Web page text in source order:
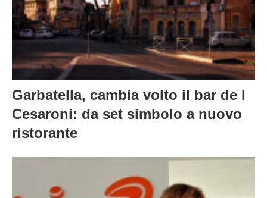
Garbatella, cambia volto il bar de I
Cesaroni: da set simbolo a nuovo
ristorante